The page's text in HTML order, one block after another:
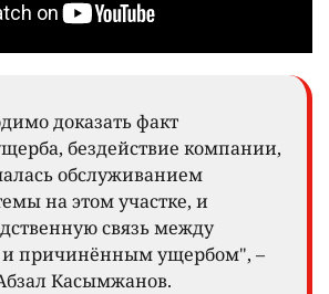
доказать факт
бездействие компании,
обслуживанием
на этом участке, и
связь между
и причинённым ущербом", –
Касымжанов.